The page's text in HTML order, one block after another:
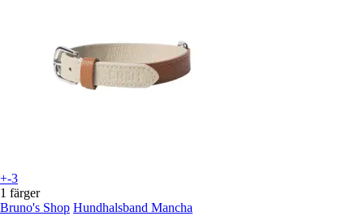
+-3
1 färger
Bruno's Shop Hundhalsband Mancha